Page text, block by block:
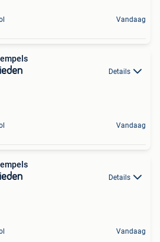
Vandaag
Details
Vandaag
Details
Vandaag